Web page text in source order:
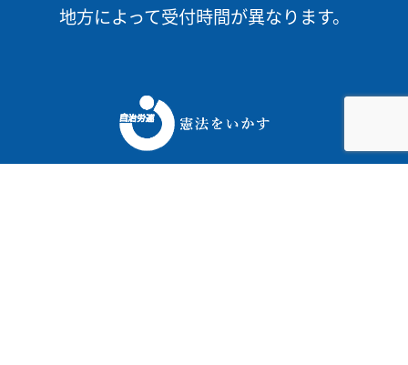
地方によって受付時間が異なります。